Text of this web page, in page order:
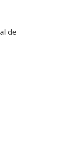
de